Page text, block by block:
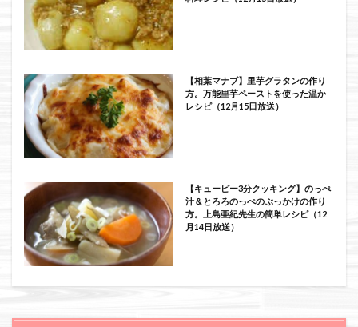
【相葉マナブ】里芋グラタンの作り
方。万能里芋ペーストを使った温か
レシピ（12月15日放送）
【キューピー3分クッキング】のっぺ
汁＆とろろのっぺのぶっかけの作り
方。上島亜紀先生の簡単レシピ（12
月14日放送）